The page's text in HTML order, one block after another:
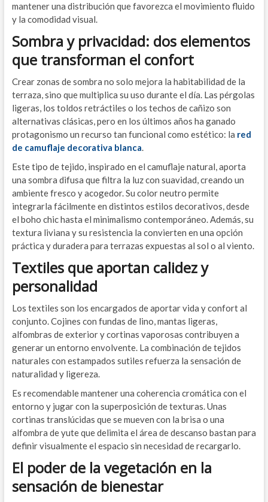
mantener una distribución que favorezca el movimiento fluido
y la comodidad visual.
Sombra y privacidad: dos elementos
que transforman el confort
Crear zonas de sombra no solo mejora la habitabilidad de la
terraza, sino que multiplica su uso durante el día. Las pérgolas
ligeras, los toldos retráctiles o los techos de cañizo son
alternativas clásicas, pero en los últimos años ha ganado
protagonismo un recurso tan funcional como estético: la red
de camuflaje decorativa blanca.
Este tipo de tejido, inspirado en el camuflaje natural, aporta
una sombra difusa que filtra la luz con suavidad, creando un
ambiente fresco y acogedor. Su color neutro permite
integrarla fácilmente en distintos estilos decorativos, desde
el boho chic hasta el minimalismo contemporáneo. Además, su
textura liviana y su resistencia la convierten en una opción
práctica y duradera para terrazas expuestas al sol o al viento.
Textiles que aportan calidez y
personalidad
Los textiles son los encargados de aportar vida y confort al
conjunto. Cojines con fundas de lino, mantas ligeras,
alfombras de exterior y cortinas vaporosas contribuyen a
generar un entorno envolvente. La combinación de tejidos
naturales con estampados sutiles refuerza la sensación de
naturalidad y ligereza.
Es recomendable mantener una coherencia cromática con el
entorno y jugar con la superposición de texturas. Unas
cortinas translúcidas que se mueven con la brisa o una
alfombra de yute que delimita el área de descanso bastan para
definir visualmente el espacio sin necesidad de recargarlo.
El poder de la vegetación en la
sensación de bienestar